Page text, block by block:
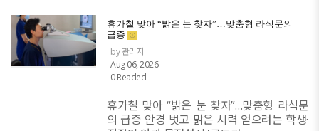
휴가철 맞아 “밝은 눈 찾자”…맞춤형 라식문의
급증
by 관리자
Aug 06, 2026
0 Readed
휴가철 맞아 “밝은 눈 찾자”…맞춤형 라식문
의 급증 안경 벗고 맑은 시력 얻으려는 학생·